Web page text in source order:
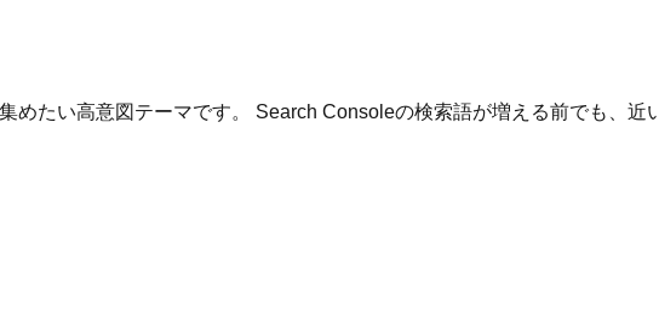
めたい高意図テーマです。 Search Consoleの検索語が増える前でも、